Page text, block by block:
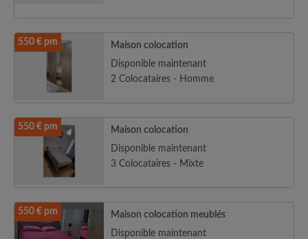
550 € pm
Maison colocation
Disponible maintenant
2 Colocataires - Homme
550 € pm
Maison colocation
Disponible maintenant
3 Colocataires - Mixte
550 € pm
Maison colocation meublés
Disponible maintenant